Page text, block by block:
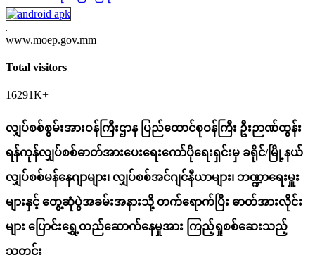
www.moep.gov.mm
Total visitors
16291K+
လျှပ်စစ်စွမ်းအားဝန်ကြီးဌာန ပြည်ထောင်စုဝန်ကြီး ဦးဉာဏ်ထွန်း
ရန်ကုန်လျှပ်စစ်ဓာတ်အားပေးရေးကော်ပိုရေးရှင်းမှ ခရိုင်/မြို့နယ်
လျှပ်စစ်မန်နေဂျာများ၊ လျှပ်စစ်အင်ဂျင်နီယာများ၊ ဘဏ္ဍာရေးမှူး
များနှင့် တွေ့ဆုံပွဲအခမ်းအနားသို့ တက်ရောက်ပြီး ဓာတ်အားလိုင်း
များ ပြောင်းရွှေ့တည်ဆောက်နေမှုအား ကြည့်ရှုစစ်ဆေးသည့်
သတင်း